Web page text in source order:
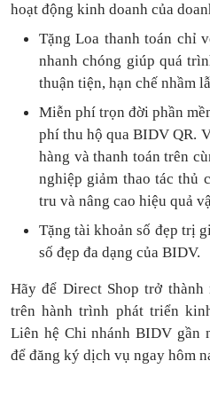
hoạt động kinh doanh của
Tặng Loa thanh toán chỉ
nhanh chóng giúp quá
thuận tiện, hạn chế nhầm
Miễn phí trọn đời phần
phí thu hộ qua BIDV QR.
hàng và thanh toántrên
nghiệp giảm thao tác thủ
tru và nâng cao hiệu quả
Tặngtài khoản số đẹp trị
số đẹp đa dạng của BIDV.
Hãy để Direct Shop trở
trên hành trình phát triển
Liên hệ Chi nhánh BIDV gần
để đăng ký dịch vụ ngay hôm